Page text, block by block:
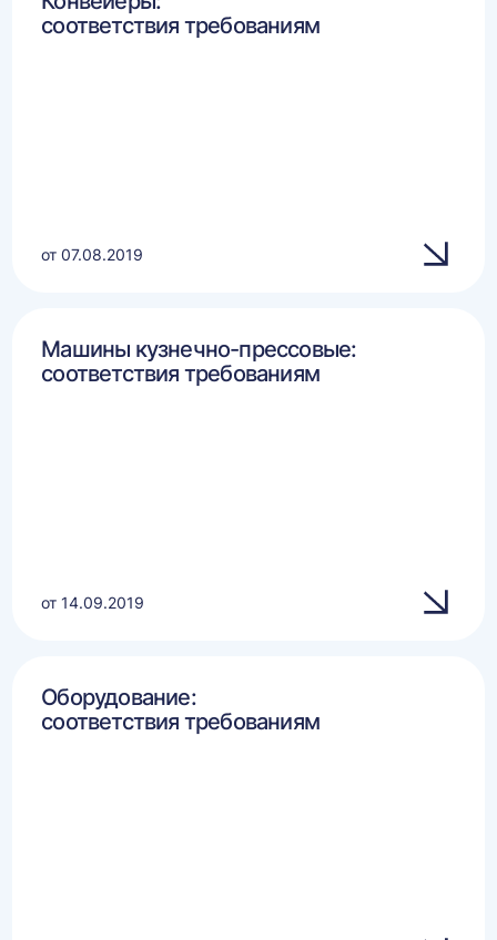
соответствия требованиям
от 07.08.2019
Машины кузнечно-прессовые:
соответствия требованиям
от 14.09.2019
Оборудование:
соответствия требованиям